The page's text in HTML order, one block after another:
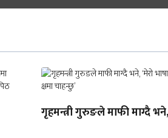
गृहमन्त्री गुरुङले माफी माग्दै भने,